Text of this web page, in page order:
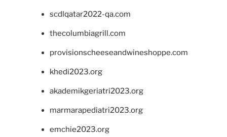
scdlqatar2022-qa.com
thecolumbiagrill.com
provisionscheeseandwineshoppe.com
khedi2023.org
akademikgeriatri2023.org
marmarapediatri2023.org
emchie2023.org